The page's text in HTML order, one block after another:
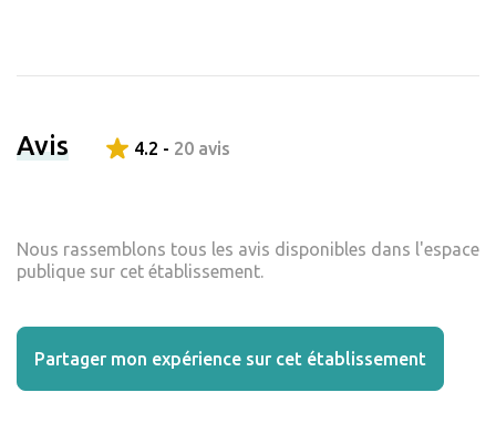
Avis 4.2 - 20 avis
Nous rassemblons tous les avis disponibles dans l'espace
publique sur cet établissement.
Partager mon expérience sur cet établissement